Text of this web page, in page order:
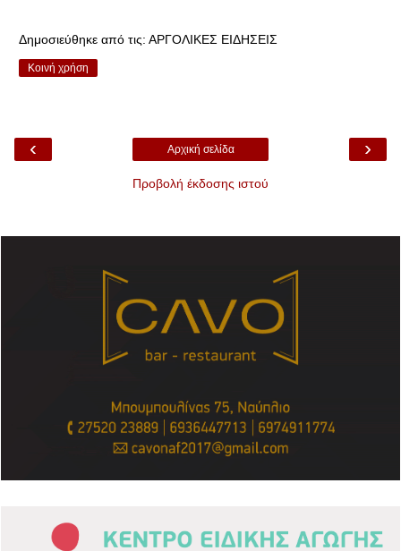
Δημοσιεύθηκε από τις: ΑΡΓΟΛΙΚΕΣ ΕΙΔΗΣΕΙΣ
Κοινή χρήση
‹ ›
Αρχική σελίδα
Προβολή έκδοσης ιστού